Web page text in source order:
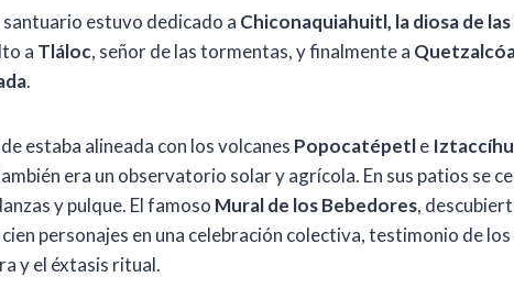
santuario estuvo dedicado a Chiconaquiahuitl, la diosa de
a Tláloc, señor de las tormentas, y finalmente a
.
estaba alineada con los volcanes Popocatépetle
era un observatorio solar y agrícola. En sus patios se
y pulque. El famoso Mural de los Bebedores,
cien personajes en una celebración colectiva, testimonio de
y el éxtasis ritual.